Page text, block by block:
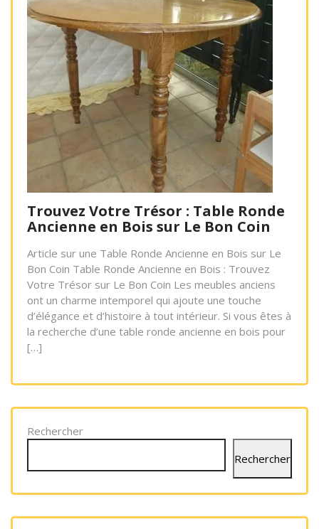
Trouvez Votre Trésor : Table Ronde
Ancienne en Bois sur Le Bon Coin
Article sur une Table Ronde Ancienne en Bois sur Le
Bon Coin Table Ronde Ancienne en Bois : Trouvez
Votre Trésor sur Le Bon Coin Les meubles anciens
ont un charme intemporel qui ajoute une touche
d’élégance et d’histoire à tout intérieur. Si vous êtes à
la recherche d’une table ronde ancienne en bois pour
[…]
Rechercher
Rechercher